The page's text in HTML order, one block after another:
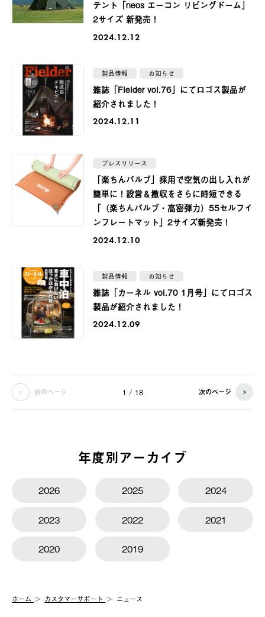
テント「neos エーコン リビングドーム」
2サイズ 新発売！
2024.12.12
製品情報 お知らせ
雑誌「Fielder vol.76」にてロゴス製品が
紹介されました！
2024.12.11
プレスリリース
「楽ちんバルブ」採用で空気の出し入れが
簡単に！設営＆撤収をさらに時短できる
「（楽ちんバルブ・高密弾力）55セルフイ
ンフレートマット」2サイズ新発売！
2024.12.10
製品情報 お知らせ
雑誌「カーネル vol.70 1月号」にてロゴス
製品が紹介されました！
2024.12.09
前のページ 1 / 18 次のページ
年度別アーカイブ
2026 2025 2024
2023 2022 2021
2020 2019
ホーム カスタマーサポート ニュース